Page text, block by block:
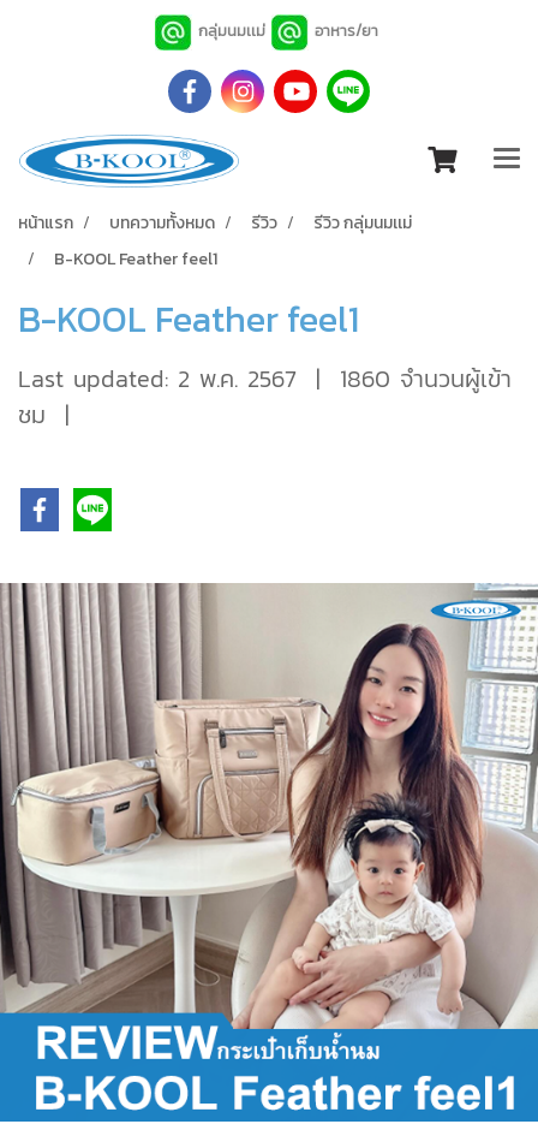
กลุ่มนมเเม่ อาหาร/ยา
หน้าแรก บทความทั้งหมด รีวิว
รีวิว กลุ่มนมเเม่
B-KOOL Feather feel1
B-KOOL Feather feel1
Last updated: 2 พ.ค. 2567 | 1860 จำนวนผู้เข้า
ชม |